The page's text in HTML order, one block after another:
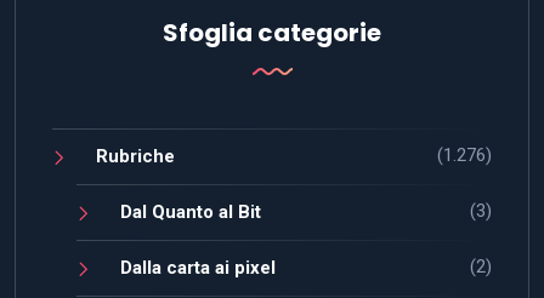
Sfoglia categorie
Rubriche (1.276)
Dal Quanto al Bit (3)
Dalla carta ai pixel (2)